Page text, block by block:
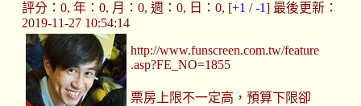
評分：0, 年：0, 月：0, 週：0, 日：0, [+1 /-1] 最後更新：
2019-11-27 10:54:14
http://www.funscreen.com.tw/feature
.asp?FE_NO=1855
票房上限不一定高，預算下限卻